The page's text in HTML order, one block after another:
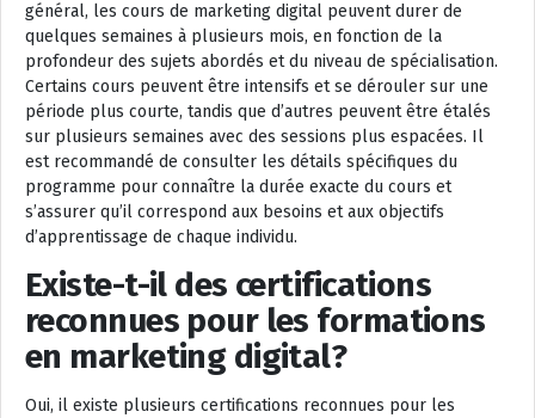
général, les cours de marketing digital peuvent durer de
quelques semaines à plusieurs mois, en fonction de la
profondeur des sujets abordés et du niveau de spécialisation.
Certains cours peuvent être intensifs et se dérouler sur une
période plus courte, tandis que d’autres peuvent être étalés
sur plusieurs semaines avec des sessions plus espacées. Il
est recommandé de consulter les détails spécifiques du
programme pour connaître la durée exacte du cours et
s’assurer qu’il correspond aux besoins et aux objectifs
d’apprentissage de chaque individu.
Existe-t-il des certifications
reconnues pour les formations
en marketing digital?
Oui, il existe plusieurs certifications reconnues pour les